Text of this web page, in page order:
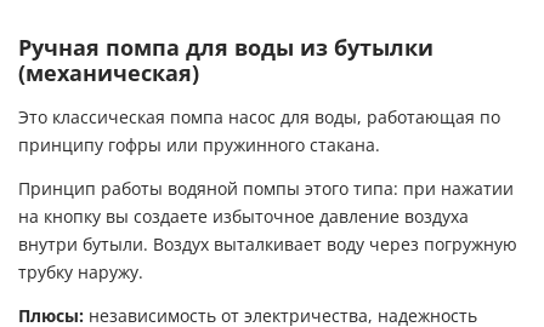
Ручная помпа для воды из бутылки
(механическая)
Это классическая помпа насос для воды, работающая по
принципу гофры или пружинного стакана.
Принцип работы водяной помпы этого типа: при нажатии
на кнопку вы создаете избыточное давление воздуха
внутри бутыли. Воздух выталкивает воду через погружную
трубку наружу.
Плюсы: независимость от электричества, надежность